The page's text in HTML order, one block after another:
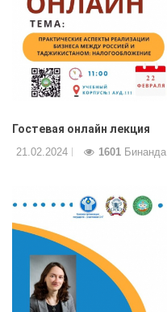
Гостевая онлайн лекция
21.02.2024 1601 Бинанда